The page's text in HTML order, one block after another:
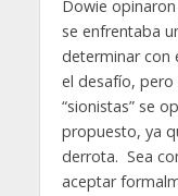
Dowie
se enfrentaba
determinar con
el desafío, pero
“sionistas” se
propuesto, ya
derrota. Sea
aceptar